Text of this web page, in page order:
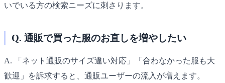
いでいる方の検索ニーズに刺さります。
Q. 通販で買った服のお直しを増やしたい
A. 「ネット通販のサイズ違い対応」「合わなかった服も大
歓迎」を訴求すると、通販ユーザーの流入が増えます。